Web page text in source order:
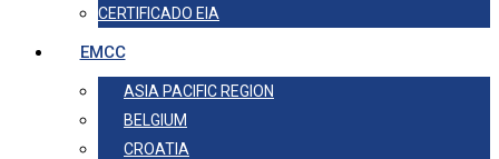
CERTIFICADO EIA
EMCC
ASIA PACIFIC REGION
BELGIUM
CROATIA